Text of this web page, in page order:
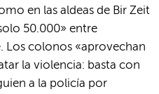
en las aldeas de Bir Zeit
50.000» entre
Los colonos «aprovechan
la violencia: basta con
a la policía por